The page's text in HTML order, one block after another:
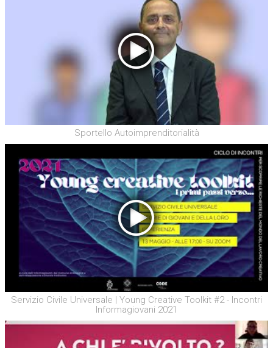
Sportello Autoimprenditorialità
Servizio Civile Universale | Young Creative Toolkit #2 - Incontri
Informagiovani 2021